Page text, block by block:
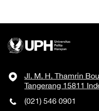
Jl. M. H. Thamrin
Tangerang 15811
(021) 546 0901